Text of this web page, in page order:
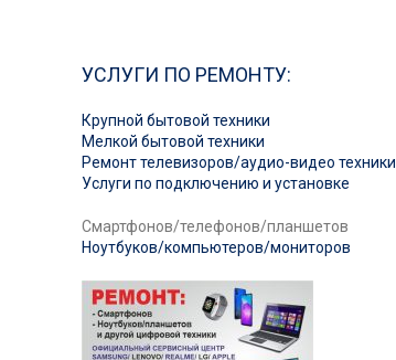
УСЛУГИ ПО РЕМОНТУ:
Крупной бытовой техники
Мелкой бытовой техники
Ремонт телевизоров/аудио-видео техники
Услуги по подключению и установке
Смартфонов/телефонов/планшетов
Ноутбуков/компьютеров/мониторов